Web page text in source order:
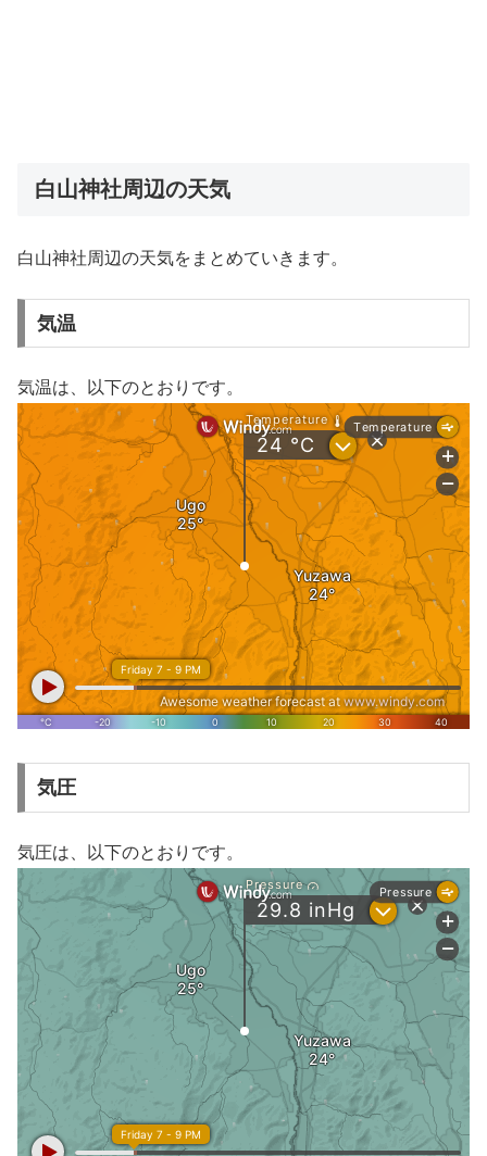
白山神社周辺の天気
白山神社周辺の天気をまとめていきます。
気温
気温は、以下のとおりです。
気圧
気圧は、以下のとおりです。